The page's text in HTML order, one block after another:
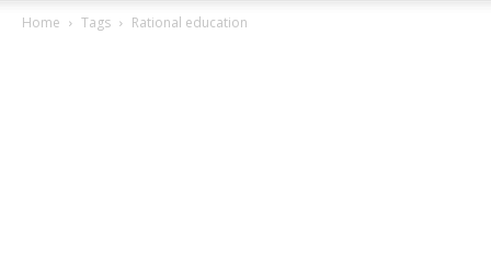
Home Tags Rational education